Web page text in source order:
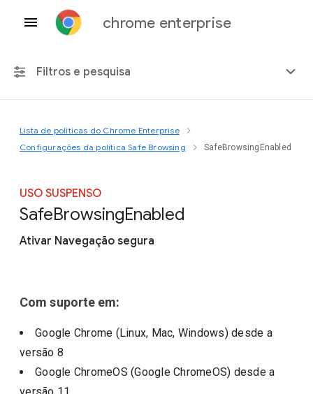
chrome enterprise
Filtros e pesquisa
Qualquer plataforma
Incluir políticas suspensas
Lista de políticas do Chrome Enterprise
Configurações da política Safe Browsing
SafeBrowsingEnabled
USO SUSPENSO
SafeBrowsingEnabled
Ativar Navegação segura
Com suporte em:
Google Chrome (Linux, Mac, Windows)desde a
versão 8
Google ChromeOS (Google ChromeOS) desde a